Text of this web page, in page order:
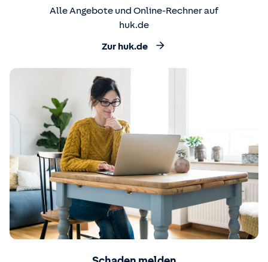
Alle Angebote und Online-Rechner auf
huk.de
Zur huk.de